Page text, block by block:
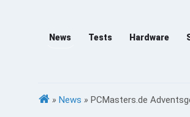
News Tests Hardware
» News » PCMasters.de